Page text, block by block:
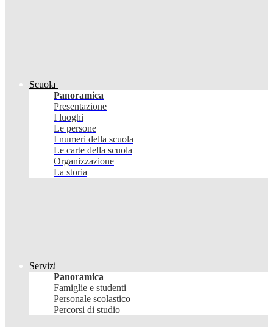
Scuola
Panoramica
Presentazione
I luoghi
Le persone
I numeri della scuola
Le carte della scuola
Organizzazione
La storia
Servizi
Panoramica
Famiglie e studenti
Personale scolastico
Percorsi di studio